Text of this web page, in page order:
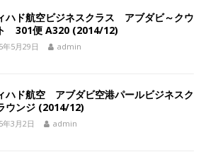
ハド航空ビジネスクラス アブダビ～クウ
301便 A320 (2014/12)
年5月29日 admin
ハド航空 アブダビ空港パールビジネスク
ウンジ (2014/12)
年3月2日 admin